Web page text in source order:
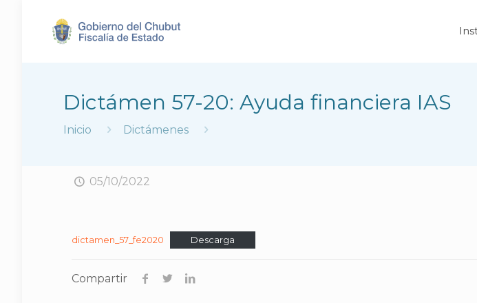
Dictámen 57-20: Ayuda financiera IAS
Inicio Dictámenes
05/10/2022
dictamen_57_fe2020 Descarga
Compartir